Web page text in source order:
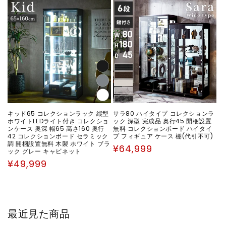
価
格
キッド65 コレクションラック 縦型
ホワイトLEDライト付き コレクショ
ンケース 奥深 幅65 高さ160 奥行
42 コレクションボード セラミック
調 開梱設置無料 木製 ホワイト ブラ
ック グレー キャビネット
通
¥49,999
サラ80 ハイタイプ コレクションラ
ック 深型 完成品 奥行45 開梱設置
無料 コレクションボード ハイタイ
プ フィギュア ケース 棚(代引不可)
通
¥64,999
最近見た商品